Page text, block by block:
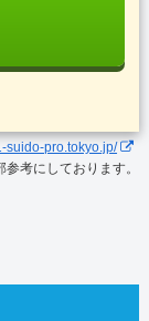
suido-pro.tokyo.jp/
考にしております。